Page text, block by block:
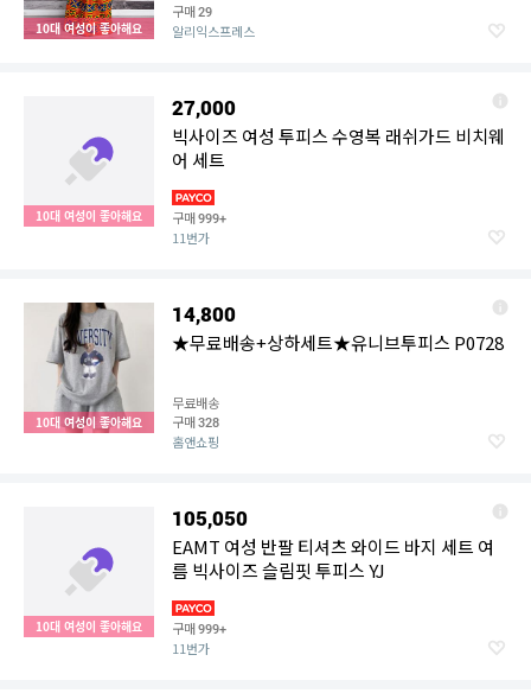
10대 여성이 좋아해요
구매29
알리익스프레스
10대 여성이 좋아해요
27,000
빅사이즈 여성 투피스 수영복 래쉬가드 비치웨
어 세트
구매999+
11번가
10대 여성이 좋아해요
14,800
★무료배송+상하세트★유니브투피스 P0728
무료배송
구매328
홈앤쇼핑
10대 여성이 좋아해요
105,050
EAMT 여성 반팔 티셔츠 와이드 바지 세트 여
름 빅사이즈 슬림핏 투피스 YJ
구매999+
11번가